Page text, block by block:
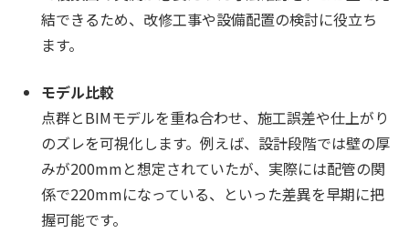
結できるため、改修工事や設備配置の検討に役立ち
ます。
モデル比較
点群とBIMモデルを重ね合わせ、施工誤差や仕上がり
のズレを可視化します。例えば、設計段階では壁の厚
みが200mmと想定されていたが、実際には配管の関
係で220mmになっている、といった差異を早期に把
握可能です。